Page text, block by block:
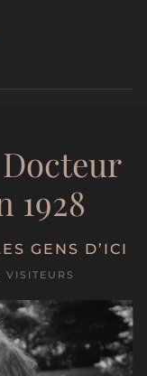
1928
GENS D’ICI
VISITEURS